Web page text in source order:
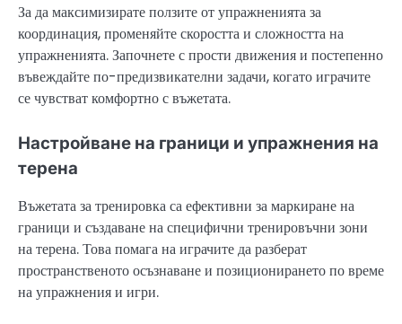
За да максимизирате ползите от упражненията за
координация, променяйте скоростта и сложността на
упражненията. Започнете с прости движения и постепенно
въвеждайте по-предизвикателни задачи, когато играчите
се чувстват комфортно с въжетата.
Настройване на граници и упражнения на
терена
Въжетата за тренировка са ефективни за маркиране на
граници и създаване на специфични тренировъчни зони
на терена. Това помага на играчите да разберат
пространственото осъзнаване и позиционирането по време
на упражнения и игри.